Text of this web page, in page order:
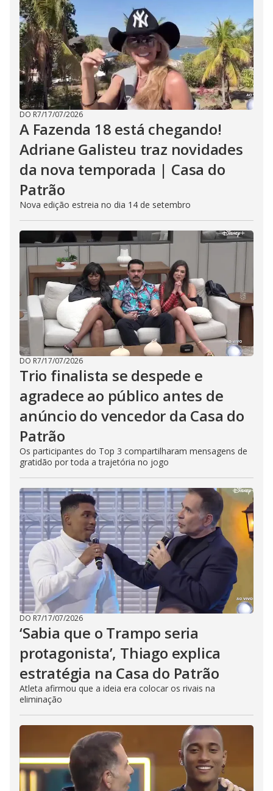
DO R7/17/07/2026
A Fazenda 18 está chegando!
Adriane Galisteu traz novidades
da nova temporada | Casa do
Patrão
Nova edição estreia no dia 14 de setembro
DO R7/17/07/2026
Trio finalista se despede e
agradece ao público antes de
anúncio do vencedor da Casa do
Patrão
Os participantes do Top 3 compartilharam mensagens de
gratidão por toda a trajetória no jogo
DO R7/17/07/2026
‘Sabia que o Trampo seria
protagonista’, Thiago explica
estratégia na Casa do Patrão
Atleta afirmou que a ideia era colocar os rivais na
eliminação